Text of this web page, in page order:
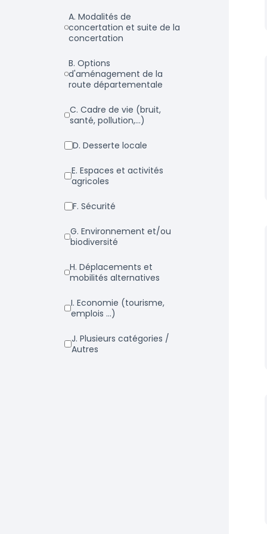
a. Modalités de
concertation et suite de la
concertation
b. Options
d'aménagement de la
route départementale
c. Cadre de vie (bruit,
santé, pollution,...)
d. Desserte locale
e. Espaces et activités
agricoles
f. Sécurité
g. Environnement et/ou
biodiversité
h. Déplacements et
mobilités alternatives
i. Economie (tourisme,
emplois ...)
j. Plusieurs catégories /
Autres